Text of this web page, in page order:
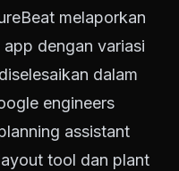
melaporkan
dengan variasi
dalam
engineers
assistant
tool dan plant